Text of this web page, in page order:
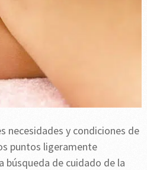
necesidades y condiciones de
puntos ligeramente
búsqueda de cuidado de la